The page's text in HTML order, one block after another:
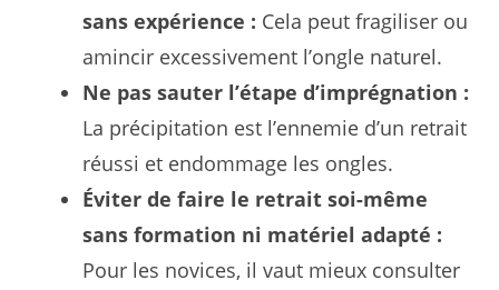
sans expérience : Cela peut fragiliser ou
amincir excessivement l’ongle naturel.
Ne pas sauter l’étape d’imprégnation :
La précipitation est l’ennemie d’un retrait
réussi et endommage les ongles.
Éviter de faire le retrait soi-même
sans formation ni matériel adapté :
Pour les novices, il vaut mieux consulter